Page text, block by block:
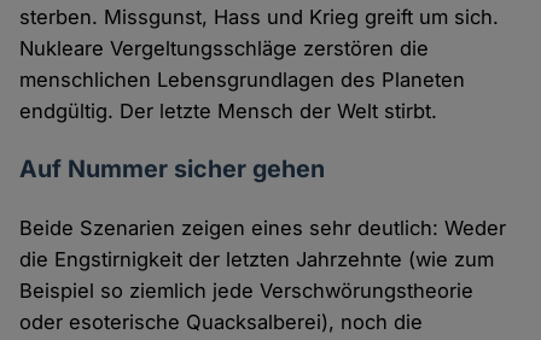
sterben. Missgunst, Hass und Krieg greift um sich.
Nukleare Vergeltungsschläge zerstören die
menschlichen Lebensgrundlagen des Planeten
endgültig. Der letzte Mensch der Welt stirbt.
Auf Nummer sicher gehen
Beide Szenarien zeigen eines sehr deutlich: Weder
die Engstirnigkeit der letzten Jahrzehnte (wie zum
Beispiel so ziemlich jede Verschwörungstheorie
oder esoterische Quacksalberei), noch die